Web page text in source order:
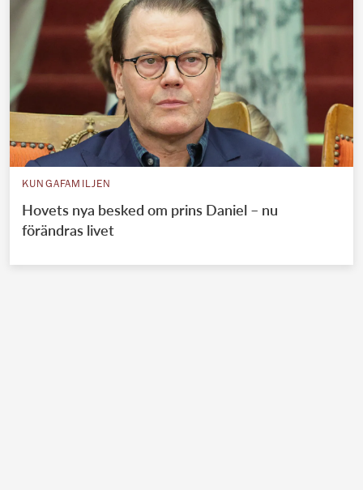
KUNGAFAMILJEN
Hovets nya besked om prins Daniel – nu
förändras livet